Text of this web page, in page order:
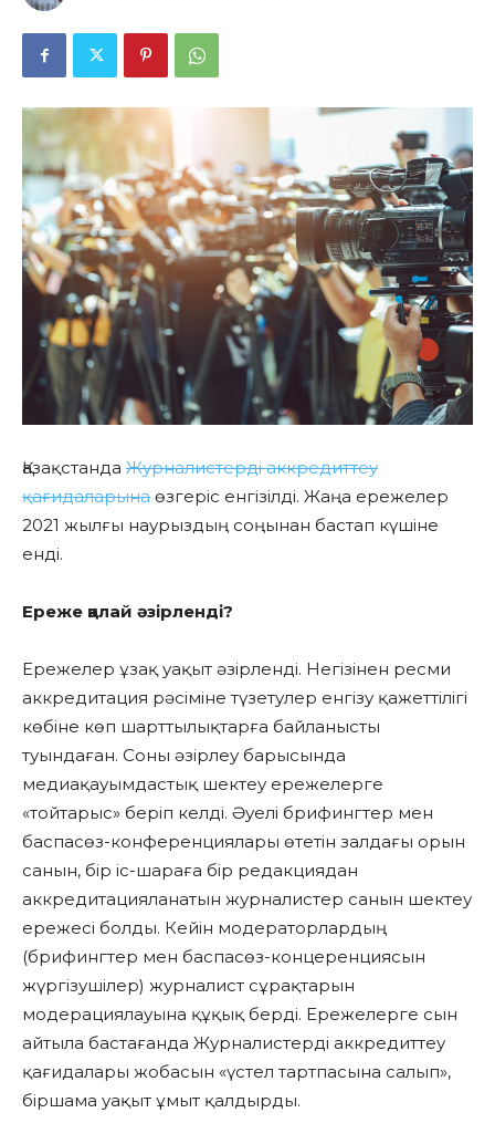
Қазақстанда Журналистерді аккредиттеу
қағидаларына өзгеріс енгізілді. Жаңа ережелер
2021 жылғы наурыздың соңынан бастап күшіне
енді.
Ереже қалай әзірленді?
Ережелер ұзақ уақыт әзірленді. Негізінен ресми
аккредитация рәсіміне түзетулер енгізу қажеттілігі
көбіне көп шарттылықтарға байланысты
туындаған. Соны әзірлеу барысында
медиақауымдастық шектеу ережелерге
«тойтарыс» беріп келді. Әуелі брифингтер мен
баспасөз-конференциялары өтетін залдағы орын
санын, бір іс-шараға бір редакциядан
аккредитацияланатын журналистер санын шектеу
ережесі болды. Кейін модераторлардың
(брифингтер мен баспасөз-концеренциясын
жүргізушілер) журналист сұрақтарын
модерациялауына құқық берді. Ережелерге сын
айтыла бастағанда Журналистерді аккредиттеу
қағидалары жобасын «үстел тартпасына салып»,
біршама уақыт ұмыт қалдырды.